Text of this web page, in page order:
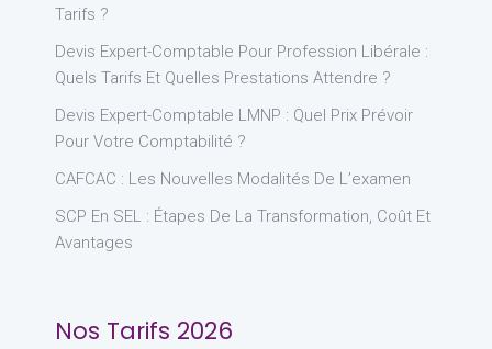
Tarifs ?
Devis Expert-Comptable Pour Profession Libérale :
Quels Tarifs Et Quelles Prestations Attendre ?
Devis Expert-Comptable LMNP : Quel Prix Prévoir
Pour Votre Comptabilité ?
CAFCAC : Les Nouvelles Modalités De L’examen
SCP En SEL : Étapes De La Transformation, Coût Et
Avantages
Nos Tarifs 2026